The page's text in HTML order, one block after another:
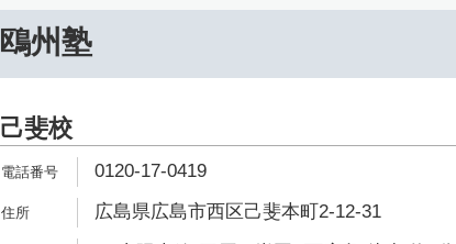
鴎州塾
己斐校
0120-17-0419
広島県広島市西区己斐本町2-12-31